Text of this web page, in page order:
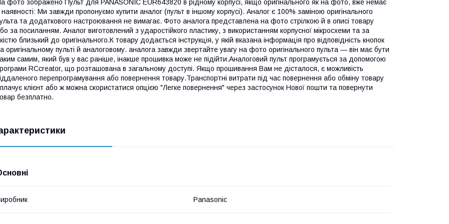
фото зображено Пульт для PANASONIC EUR643820 в рідному корпусі, якщо оригінального як на фото, вже немає
наявності: Ми завжди пропонуємо купити аналог (пульт в іншому корпусі). Аналог є 100% заміною оригінального
та додаткового настроювання не вимагає. Фото аналога представлена на фото стрілкою й в описі товару
за посиланням. Аналог виготовлений з ударостійкого пластику, з використанням корпусної мікросхеми та за
близький до оригінального.К товару додається інструкція, у якій вказана інформація про відповідність кнопок
оригінальному пульті й аналоговому. аналога завжди звертайте увагу на фото оригінального пульта — він має бути
самим, який був у вас раніше, інакше прошивка може не підійти.Аналоговий пульт програмується за допомогою
RCcreator, що розташована в загальному доступі. Якщо прошивання Вам не дісталося, є можливість
перепрограмування або повернення товару.Транспортні витрати під час повернення або обміну товару
клієнт або ж можна скористатися опцією "Легке повернення" через застосунок Нової пошти та повернути
безплатно.
Panasonic